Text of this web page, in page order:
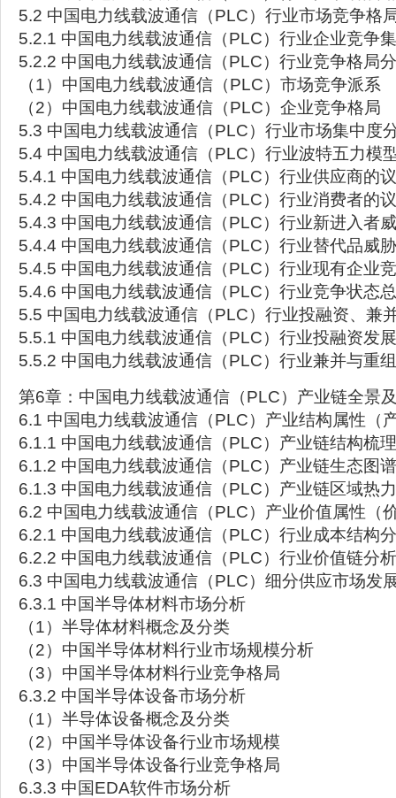
5.2 中国电力线载波通信（PLC）行业市场竞争格
5.2.1 中国电力线载波通信（PLC）行业企业竞争
5.2.2 中国电力线载波通信（PLC）行业竞争格局
（1）中国电力线载波通信（PLC）市场竞争派系
（2）中国电力线载波通信（PLC）企业竞争格局
5.3 中国电力线载波通信（PLC）行业市场集中度
5.4 中国电力线载波通信（PLC）行业波特五力模
5.4.1 中国电力线载波通信（PLC）行业供应商的
5.4.2 中国电力线载波通信（PLC）行业消费者的
5.4.3 中国电力线载波通信（PLC）行业新进入者
5.4.4 中国电力线载波通信（PLC）行业替代品威胁
5.4.5 中国电力线载波通信（PLC）行业现有企业
5.4.6 中国电力线载波通信（PLC）行业竞争状态
5.5 中国电力线载波通信（PLC）行业投融资、兼
5.5.1 中国电力线载波通信（PLC）行业投融资发
5.5.2 中国电力线载波通信（PLC）行业兼并与重
第6章：中国电力线载波通信（PLC）产业链全景
6.1 中国电力线载波通信（PLC）产业结构属性（
6.1.1 中国电力线载波通信（PLC）产业链结构梳理
6.1.2 中国电力线载波通信（PLC）产业链生态图谱
6.1.3 中国电力线载波通信（PLC）产业链区域热
6.2 中国电力线载波通信（PLC）产业价值属性（
6.2.1 中国电力线载波通信（PLC）行业成本结构
6.2.2 中国电力线载波通信（PLC）行业价值链分析
6.3 中国电力线载波通信（PLC）细分供应市场发
6.3.1 中国半导体材料市场分析
（1）半导体材料概念及分类
（2）中国半导体材料行业市场规模分析
（3）中国半导体材料行业竞争格局
6.3.2 中国半导体设备市场分析
（1）半导体设备概念及分类
（2）中国半导体设备行业市场规模
（3）中国半导体设备行业竞争格局
6.3.3 中国EDA软件市场分析